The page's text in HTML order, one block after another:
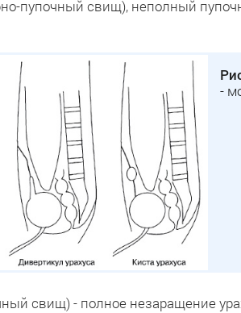
пупочный свищ), неполный
-
свищ) - полное незаращение